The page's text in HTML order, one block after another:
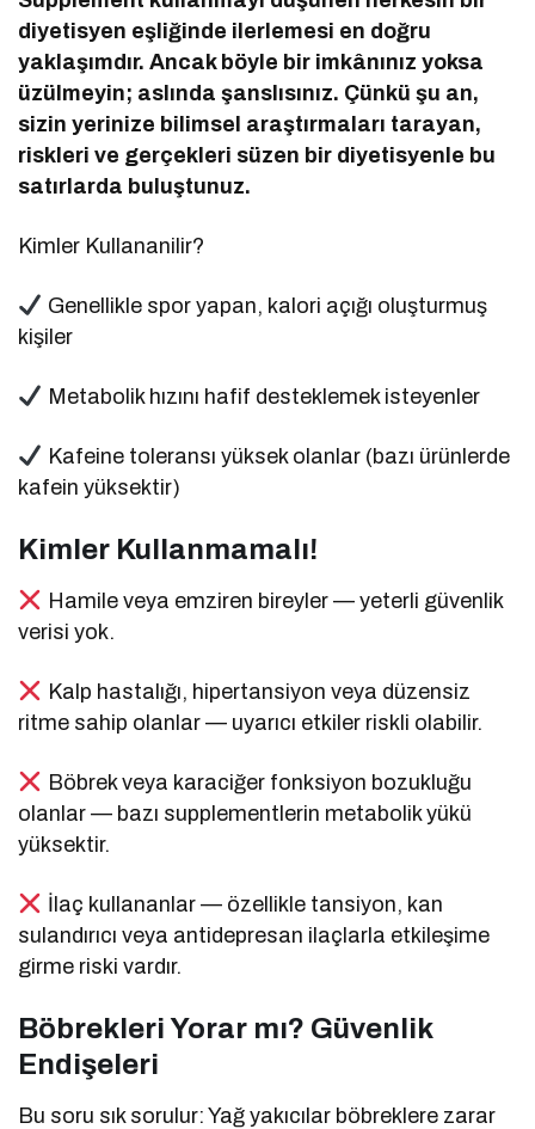
diyetisyen eşliğinde ilerlemesi en doğru
yaklaşımdır. Ancak böyle bir imkânınız yoksa
üzülmeyin; aslında şanslısınız. Çünkü şu an,
sizin yerinize bilimsel araştırmaları tarayan,
riskleri ve gerçekleri süzen bir diyetisyenle bu
satırlarda buluştunuz.
Kimler Kullananilir?
Genellikle spor yapan, kalori açığı oluşturmuş
kişiler
Metabolik hızını hafif desteklemek isteyenler
Kafeine toleransı yüksek olanlar (bazı ürünlerde
kafein yüksektir)
Kimler Kullanmamalı!
Hamile veya emziren bireyler — yeterli güvenlik
verisi yok.
Kalp hastalığı, hipertansiyon veya düzensiz
ritme sahip olanlar — uyarıcı etkiler riskli olabilir.
Böbrek veya karaciğer fonksiyon bozukluğu
olanlar — bazı supplementlerin metabolik yükü
yüksektir.
İlaç kullananlar — özellikle tansiyon, kan
sulandırıcı veya antidepresan ilaçlarla etkileşime
girme riski vardır.
Böbrekleri Yorar mı? Güvenlik
Endişeleri
Bu soru sık sorulur: Yağ yakıcılar böbreklere zarar